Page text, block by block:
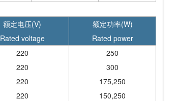
额定电压(V)
Rated voltage
额定功率(W)
Rated power
220
220
220
220
250
300
175,250
150,250